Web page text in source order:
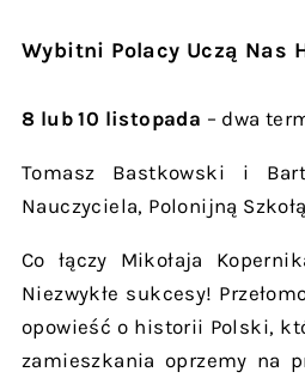
Wybitni Polacy Uczą Nas
8 lub 10 listopada – dwa
Tomasz Bastkowski i
Nauczyciela, Polonijną
Co łączy Mikołaja
Niezwykłe sukcesy!
opowieść o historii Polski,
zamieszkania oprzemy na